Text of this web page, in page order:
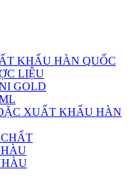
KHẨU HÀN QUỐC
LIỆU
GOLD
XUẤT KHẨU HÀN